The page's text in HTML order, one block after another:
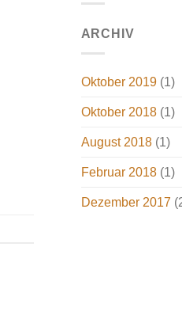
ARCHIV
Oktober 2019(1)
Oktober 2018(1)
August 2018(1)
Februar 2018(1)
Dezember 2017